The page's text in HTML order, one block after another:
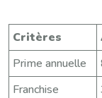
Critères
Prime annuelle
Franchise